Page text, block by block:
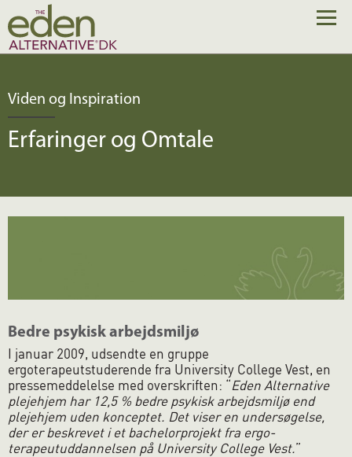
Viden og Inspiration
Erfaringer og Omtale
Bedre psykisk arbejdsmiljø
I januar 2009, udsendte en gruppe
ergoterapeutstuderende fra University College Vest, en
pressemeddelelse med overskriften: “Eden Alternative
plejehjem har 12,5 % bedre psykisk arbejdsmiljø end
plejehjem uden konceptet. Det viser en undersøgelse,
der er beskrevet i et bachelorprojekt fra ergo-
terapeutuddannelsen på University College Vest.”